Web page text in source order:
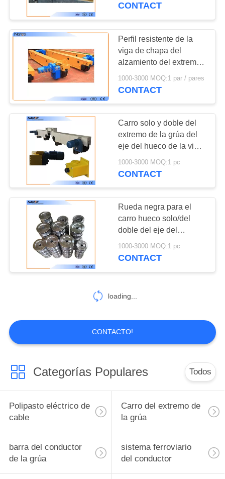
CONTACT
Perfil resistente de la
viga de chapa del
alzamiento del extremo
de la torsión industrial
pesada del haz
1000-3000 MOQ:1 par / pares
CONTACT
Carro solo y doble del
extremo de la grúa del
eje del hueco de la viga
en 0,25 kilovatios del
poder del motor por la
1000-3000 MOQ:1 pc
CONTACT
Rueda negra para el
carro hueco solo/del
doble del eje del
extremo con la
superficie lisa
1000-3000 MOQ:1 pc
CONTACT
loading...
CONTACTO!
Categorías Populares Todos
Polipasto eléctrico de
cable
Carro del extremo de
la grúa
barra del conductor
de la grúa
sistema ferroviario
del conductor